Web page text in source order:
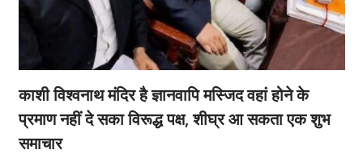
काशी विश्वनाथ मंदिर है ज्ञानवापि मस्जिद वहां होने के
प्रमाण नहीं दे सका विरूद्ध पक्ष, शीघ्र आ सकता एक शुभ
समाचार